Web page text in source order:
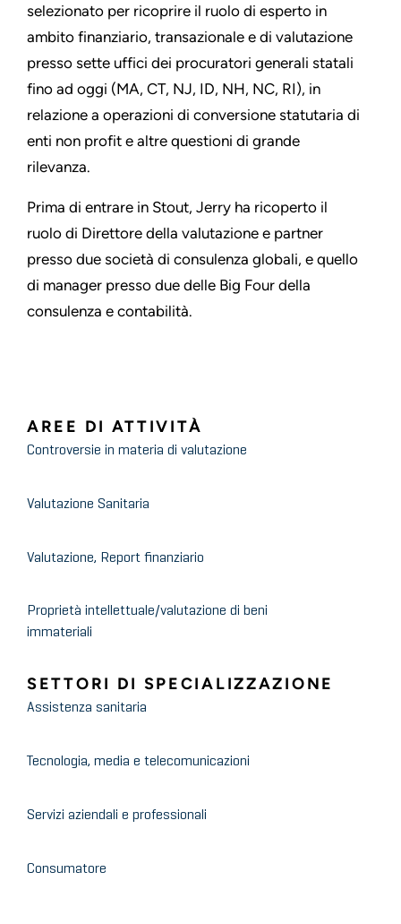
selezionato per ricoprire il ruolo di esperto in
ambito finanziario, transazionale e di valutazione
presso sette uffici dei procuratori generali statali
fino ad oggi (MA, CT, NJ, ID, NH, NC, RI), in
relazione a operazioni di conversione statutaria di
enti non profit e altre questioni di grande
rilevanza.
Prima di entrare in Stout, Jerry ha ricoperto il
ruolo di Direttore della valutazione e partner
presso due società di consulenza globali, e quello
di manager presso due delle Big Four della
consulenza e contabilità.
AREE DI ATTIVITÀ
Controversie in materia di valutazione
Valutazione Sanitaria
Valutazione, Report finanziario
Proprietà intellettuale/valutazione di beni
immateriali
SETTORI DI SPECIALIZZAZIONE
Assistenza sanitaria
Tecnologia, media e telecomunicazioni
Servizi aziendali e professionali
Consumatore